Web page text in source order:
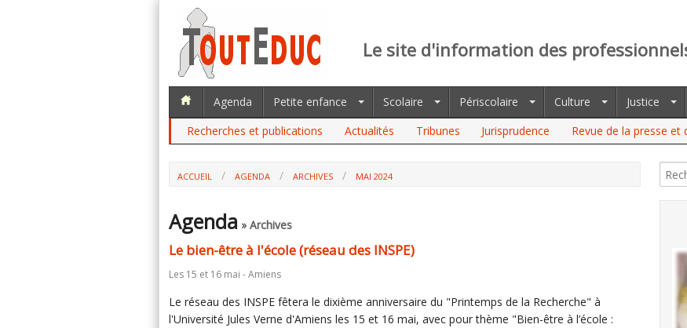
Le site d'information des
Agenda Petite enfance Scolaire Périscolaire Culture Justice
Recherches et publications
Actualités Tribunes Jurisprudence Revue de la presse et
ACCUEIL AGENDA ARCHIVES MAI 2024
Agenda » Archives
Le bien-être à l'école (réseau des INSPE)
Les 15 et 16 mai - Amiens
Le réseau des INSPE fêtera le dixième anniversaire du "Printemps de la Recherche" à
l'Université Jules Verne d'Amiens les 15 et 16 mai, avec pour thème "Bien-être à l’école :